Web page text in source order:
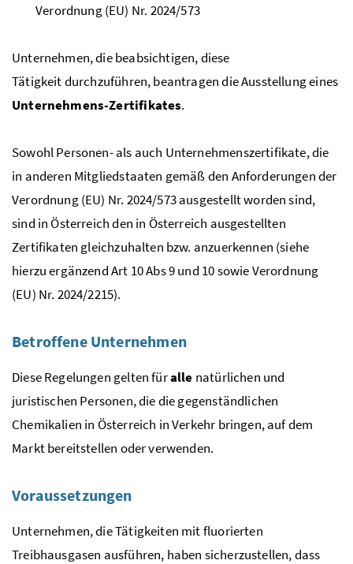
Verordnung (EU) Nr. 2024/573
Unternehmen, die beabsichtigen, diese
Tätigkeit durchzuführen, beantragen die Ausstellung eines
Unternehmens-Zertifikates.
Sowohl Personen- als auch Unternehmenszertifikate, die
in anderen Mitgliedstaaten gemäß den Anforderungen der
Verordnung (EU) Nr. 2024/573 ausgestellt worden sind,
sind in Österreich den in Österreich ausgestellten
Zertifikaten gleichzuhalten bzw. anzuerkennen (siehe
hierzu ergänzendArt 10Abs9 und 10 sowie Verordnung
(EU) Nr. 2024/2215).
Betroffene Unternehmen
Diese Regelungen gelten füralle natürlichen und
juristischen Personen, die die gegenständlichen
Chemikalien in Österreich in Verkehr bringen, auf dem
Markt bereitstellen oder verwenden.
Voraussetzungen
Unternehmen, die Tätigkeiten mit fluorierten
Treibhausgasen ausführen, haben sicherzustellen, dass